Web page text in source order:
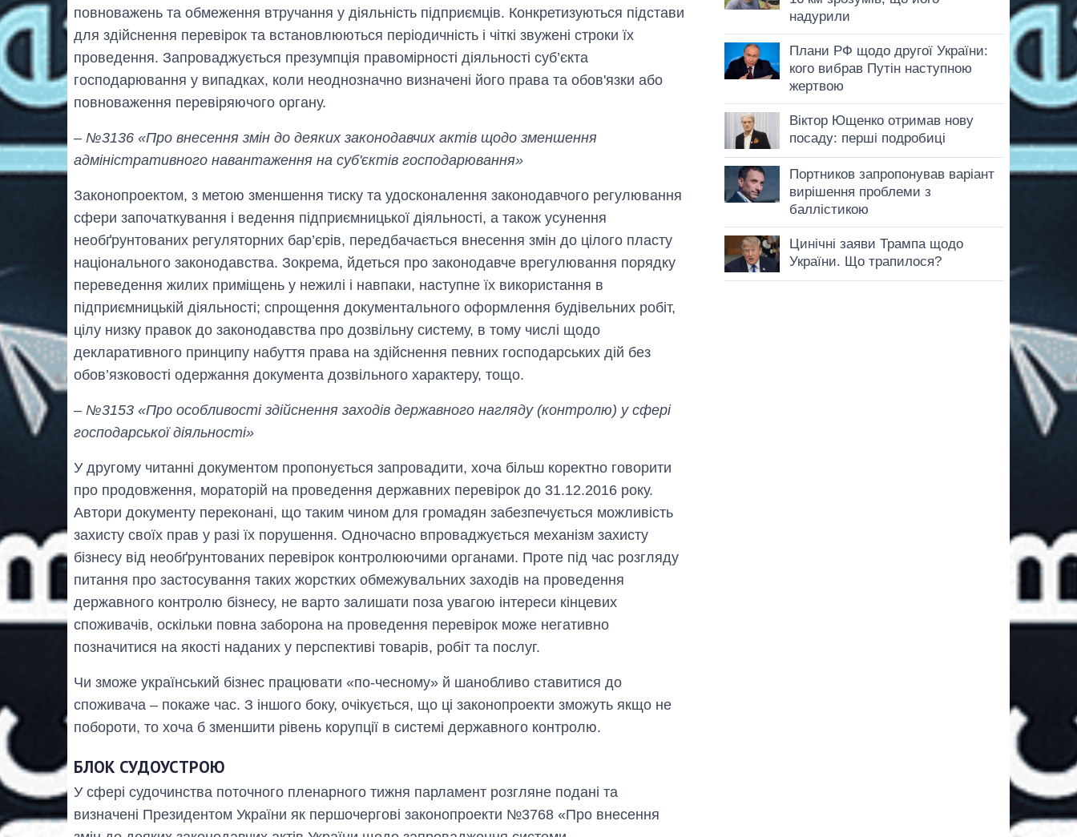
повноважень та обмеження втручання у діяльність підприємців. Конкретизуються підстави
для здійснення перевірок та встановлюються періодичність і чіткі звужені строки їх
проведення. Запроваджується презумпція правомірності діяльності суб’єкта
господарювання у випадках, коли неоднозначно визначені його права та обов'язки або
повноваження перевіряючого органу.
– №3136 «Про внесення змін до деяких законодавчих актів щодо зменшення
адміністративного навантаження на суб'єктів господарювання»
Законопроектом, з метою зменшення тиску та удосконалення законодавчого регулювання
сфери започаткування і ведення підприємницької діяльності, а також усунення
необґрунтованих регуляторних бар’єрів, передбачається внесення змін до цілого пласту
національного законодавства. Зокрема, йдеться про законодавче врегулювання порядку
переведення жилих приміщень у нежилі і навпаки, наступне їх використання в
підприємницькій діяльності; спрощення документального оформлення будівельних робіт,
цілу низку правок до законодавства про дозвільну систему, в тому числі щодо
декларативного принципу набуття права на здійснення певних господарських дій без
обов’язковості одержання документа дозвільного характеру, тощо.
– №3153 «Про особливості здійснення заходів державного нагляду (контролю) у сфері
господарської діяльності»
У другому читанні документом пропонується запровадити, хоча більш коректно говорити
про продовження, мораторій на проведення державних перевірок до 31.12.2016 року.
Автори документу переконані, що таким чином для громадян забезпечується можливість
захисту своїх прав у разі їх порушення. Одночасно впроваджується механізм захисту
бізнесу від необґрунтованих перевірок контролюючими органами. Проте під час розгляду
питання про застосування таких жорстких обмежувальних заходів на проведення
державного контролю бізнесу, не варто залишати поза увагою інтереси кінцевих
споживачів, оскільки повна заборона на проведення перевірок може негативно
позначитися на якості наданих у перспективі товарів, робіт та послуг.
Чи зможе український бізнес працювати «по-чесному» й шанобливо ставитися до
споживача – покаже час. З іншого боку, очікується, що ці законопроекти зможуть якщо не
побороти, то хоча б зменшити рівень корупції в системі державного контролю.
БЛОК СУДОУСТРОЮ
У сфері судочинства поточного пленарного тижня парламент розгляне подані та
визначені Президентом України як першочергові законопроекти №3768 «Про внесення